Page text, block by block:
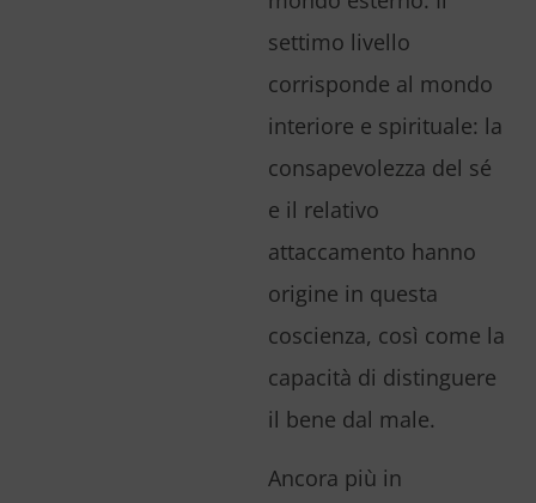
settimo livello
corrisponde al mondo
interiore e spirituale: la
consapevolezza del sé
e il relativo
attaccamento hanno
origine in questa
coscienza, così come la
capacità di distinguere
il bene dal male.
Ancora più in